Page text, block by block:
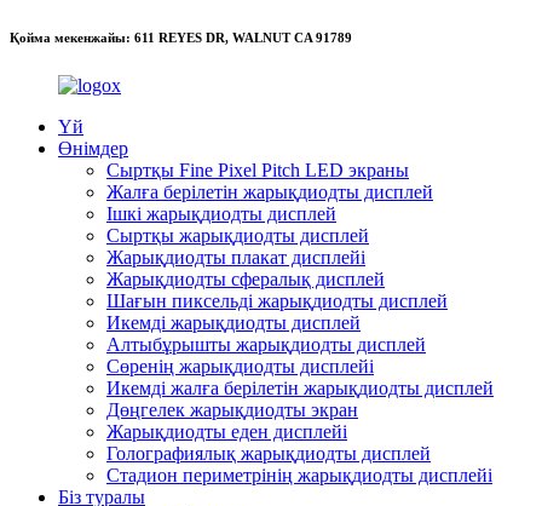
Қойма мекенжайы: 611 REYES DR, WALNUT CA 91789
Үй
Өнімдер
Сыртқы Fine Pixel Pitch LED экраны
Жалға берілетін жарықдиодты дисплей
Ішкі жарықдиодты дисплей
Сыртқы жарықдиодты дисплей
Жарықдиодты плакат дисплейі
Жарықдиодты сфералық дисплей
Шағын пиксельді жарықдиодты дисплей
Икемді жарықдиодты дисплей
Алтыбұрышты жарықдиодты дисплей
Сөренің жарықдиодты дисплейі
Икемді жалға берілетін жарықдиодты дисплей
Дөңгелек жарықдиодты экран
Жарықдиодты еден дисплейі
Голографиялық жарықдиодты дисплей
Стадион периметрінің жарықдиодты дисплейі
Біз туралы